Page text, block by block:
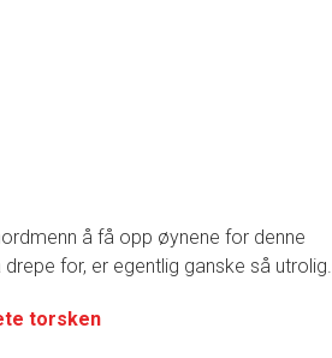
å få opp øynene for denne
for, er egentlig ganske så utrolig.
torsken